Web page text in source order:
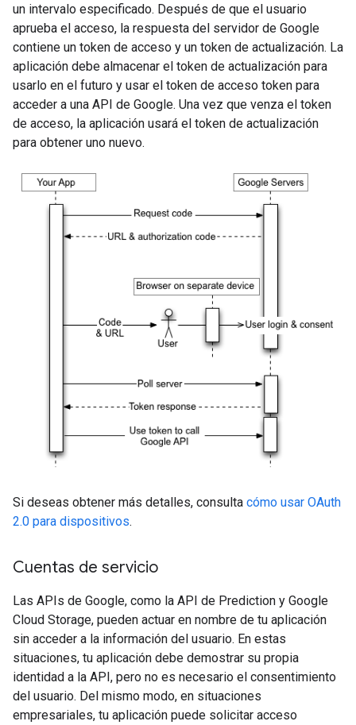
un intervalo especificado. Después de que el usuario
aprueba el acceso, la respuesta del servidor de Google
contiene un token de acceso y un token de actualización. La
aplicación debe almacenar el token de actualización para
usarlo en el futuro y usar el token de acceso token para
acceder a una API de Google. Una vez que venza el token
de acceso, la aplicación usará el token de actualización
para obtener uno nuevo.
Si deseas obtener más detalles, consulta cómo usar OAuth
2.0 para dispositivos.
Cuentas de servicio
Las APIs de Google, como la API de Prediction y Google
Cloud Storage, pueden actuar en nombre de tu aplicación
sin acceder a la información del usuario. En estas
situaciones, tu aplicación debe demostrar su propia
identidad a la API, pero no es necesario el consentimiento
del usuario. Del mismo modo, en situaciones
empresariales, tu aplicación puede solicitar acceso